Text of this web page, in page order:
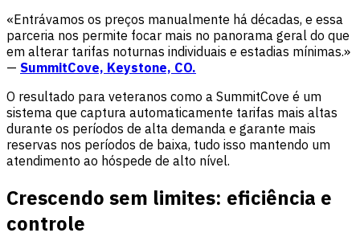
«Entrávamos os preços manualmente há décadas, e essa
parceria nos permite focar mais no panorama geral do que
em alterar tarifas noturnas individuais e estadias mínimas.»
— SummitCove, Keystone, CO.
O resultado para veteranos como a SummitCove é um
sistema que captura automaticamente tarifas mais altas
durante os períodos de alta demanda e garante mais
reservas nos períodos de baixa, tudo isso mantendo um
atendimento ao hóspede de alto nível.
Crescendo sem limites: eficiência e
controle